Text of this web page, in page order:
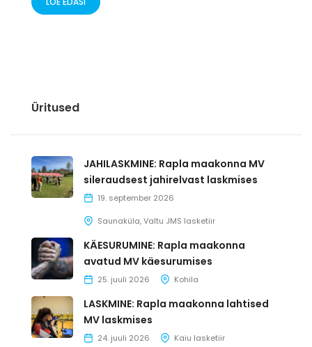
Üritused
JAHILASKMINE: Rapla maakonna MV
sileraudsest jahirelvast laskmises
19. september 2026
Saunaküla, Valtu JMS lasketiir
KÄESURUMINE: Rapla maakonna
avatud MV käesurumises
25. juuli 2026 Kohila
LASKMINE: Rapla maakonna lahtised
MV laskmises
24. juuli 2026 Kaiu lasketiir